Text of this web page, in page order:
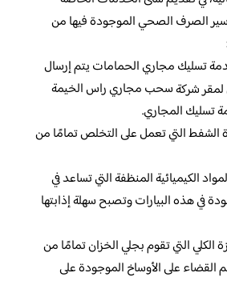
الصرف الصحي الموجودة فيها من
تسليك مجاري الحمامات يتم إرسال
شركةسحب مجاري راس الخيمة
تسليك المجاري.
الشفط التي تعمل على التخلص تمامًا من
الكيميائية المنظفة التي تساعد في
في هذه البيارات وتصبح سهلة إذابتها
الكلي التي تقوم بجلي الخزان تمامًا من
القضاء على الأوساخ الموجودة على